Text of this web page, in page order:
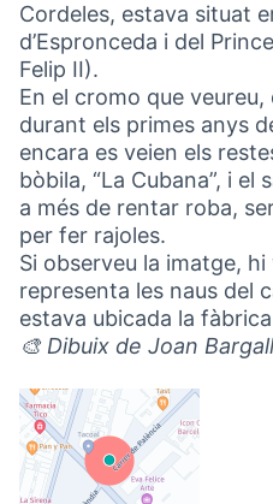
Cordeles, estava situat
d’Espronceda i del
Felip II).
En el cromo que
durant els primes anys
encara es veien els
bòbila, “La Cubana”, i el
a més de rentar roba,
per fer rajoles.
Si observeu la imatge,
representa les naus del
estava ubicada la
🎨 Dibuix de Joan